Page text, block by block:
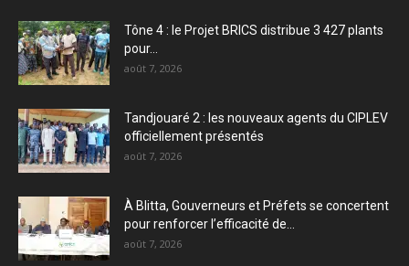
Tône 4 : le Projet BRICS distribue 3 427 plants
pour...
août 7, 2026
Tandjouaré 2 : les nouveaux agents du CIPLEV
officiellement présentés
août 7, 2026
À Blitta, Gouverneurs et Préfets se concertent
pour renforcer l’efficacité de...
août 7, 2026